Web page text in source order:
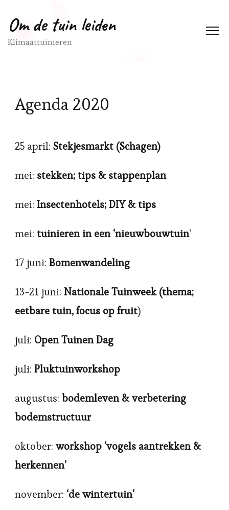
Om de tuin leiden
Klimaattuinieren
Agenda 2020
25 april: Stekjesmarkt (Schagen)
mei: stekken; tips & stappenplan
mei: Insectenhotels; DIY & tips
mei: tuinieren in een ‘nieuwbouwtuin‘
17 juni: Bomenwandeling
13-21 juni: Nationale Tuinweek (thema;
eetbare tuin, focus op fruit)
juli: Open Tuinen Dag
juli: Pluktuinworkshop
augustus: bodemleven & verbetering
bodemstructuur
oktober: workshop ‘vogels aantrekken &
herkennen’
november: ‘de wintertuin’